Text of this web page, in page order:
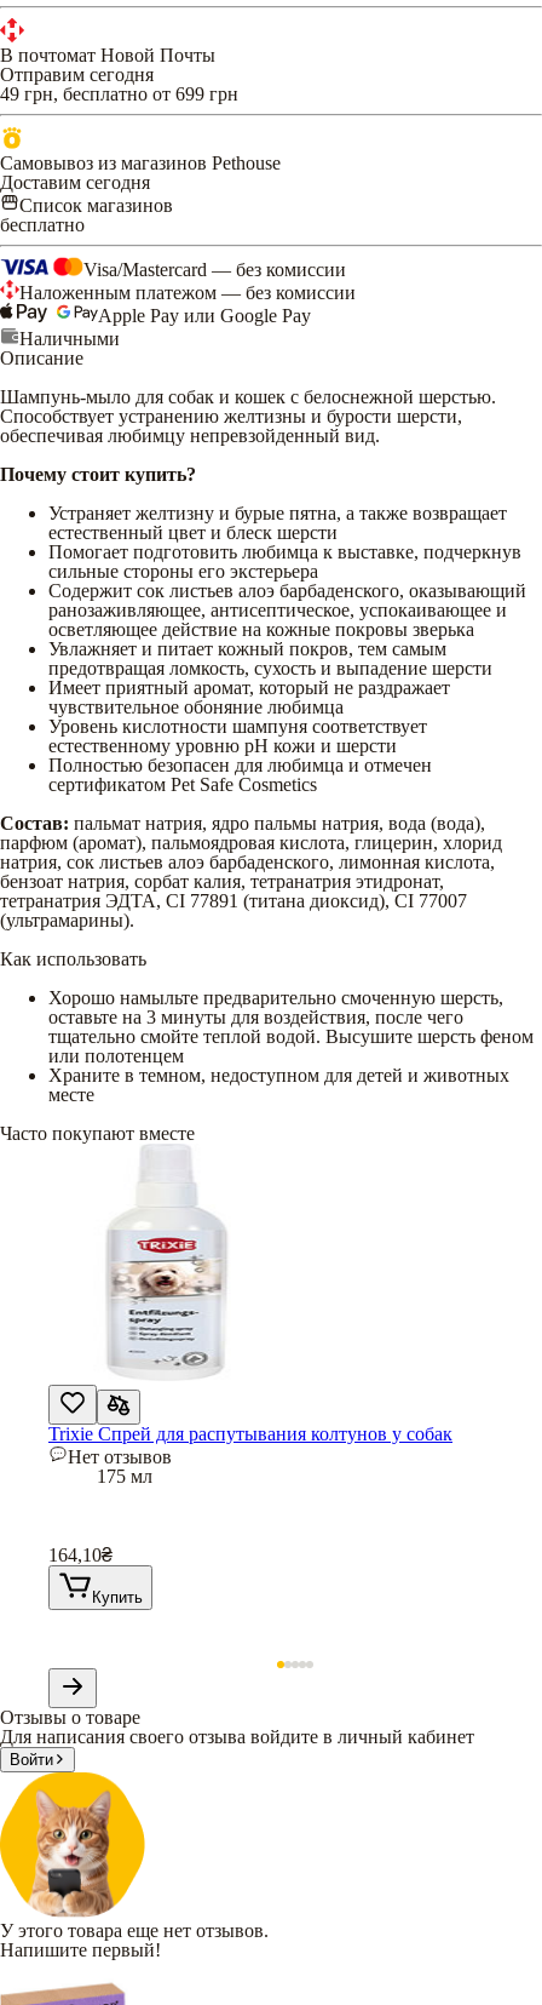
В почтомат Новой Почты
Отправим сегодня
49 грн, бесплатно от 699 грн
Самовывоз из магазинов Pethouse
Доставим сегодня
Список магазинов
бесплатно
Visa/Mastercard — без комиссии
Наложенным платежом — без комиссии
Apple Pay или Google Pay
Наличными
Описание
Шампунь-мыло для собак и кошек с белоснежной шерстью.
Способствует устранению желтизны и бурости шерсти,
обеспечивая любимцу непревзойденный вид.
Почему стоит купить?
Устраняет желтизну и бурые пятна, а также возвращает
естественный цвет и блеск шерсти
Помогает подготовить любимца к выставке, подчеркнув
сильные стороны его экстерьера
Содержит сок листьев алоэ барбаденского, оказывающий
ранозаживляющее, антисептическое, успокаивающее и
осветляющее действие на кожные покровы зверька
Увлажняет и питает кожный покров, тем самым
предотвращая ломкость, сухость и выпадение шерсти
Имеет приятный аромат, который не раздражает
чувствительное обоняние любимца
Уровень кислотности шампуня соответствует
естественному уровню рН кожи и шерсти
Полностью безопасен для любимца и отмечен
сертификатом Pet Safe Cosmetics
Состав: пальмат натрия, ядро пальмы натрия, вода (вода),
парфюм (аромат), пальмоядровая кислота, глицерин, хлорид
натрия, сок листьев алоэ барбаденского, лимонная кислота,
бензоат натрия, сорбат калия, тетранатрия этидронат,
тетранатрия ЭДТА, CI 77891 (титана диоксид), CI 77007
(ультрамарины).
Как использовать
Хорошо намыльте предварительно смоченную шерсть,
оставьте на 3 минуты для воздействия, после чего
тщательно смойте теплой водой. Высушите шерсть феном
или полотенцем
Храните в темном, недоступном для детей и животных
месте
Часто покупают вместе
Trixie Спрей для распутывания колтунов у собак
Нет отзывов
175 мл
164,10₴
Купить
Отзывы о товаре
Для написания своего отзыва войдите в личный кабинет
Войти
У этого товара еще нет отзывов.
Напишите первый!